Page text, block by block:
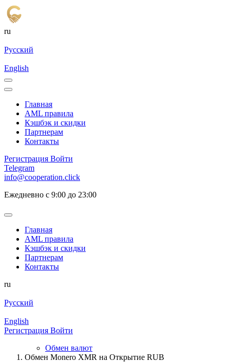
ru
Русский
English
Главная
AML правила
Кэшбэк и cкидки
Партнерам
Контакты
Регистрация Войти
Telegram
info@cooperation.click
Ежедневно с 9:00 до 23:00
Главная
AML правила
Кэшбэк и cкидки
Партнерам
Контакты
ru
Русский
English
Регистрация Войти
Обмен валют
Обмен Monero XMR на Открытие RUB